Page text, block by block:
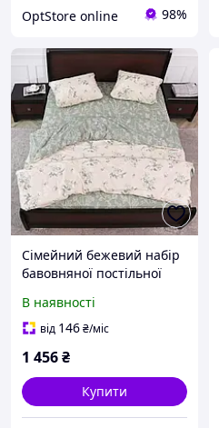
OptStore online 98%
Сімейний бежевий набір
бавовняної постільної
з набивної бязі Gold,
Черешенька
В наявності
від 146₴/міс
1 456₴
Купити